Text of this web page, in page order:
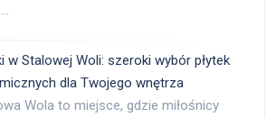
w Stalowej Woli: szeroki wybór płytek
dla Twojego wnętrza
Wola to miejsce, gdzie miłośnicy